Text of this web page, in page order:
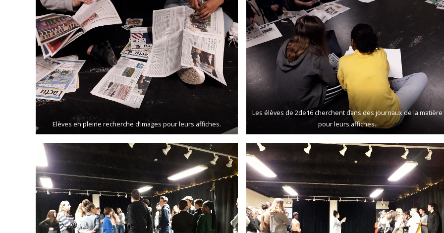
Elèves en pleine recherche d’images pour leurs affiches.
Les élèves de 2de16 cherchent dans des journaux de la matière
pour leurs affiches.